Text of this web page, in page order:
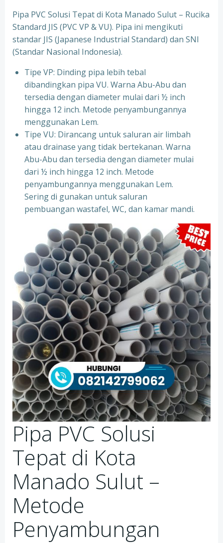
Pipa PVC Solusi Tepat di Kota Manado Sulut – Rucika
Standard JIS (PVC VP & VU). Pipa ini mengikuti
standar JIS (Japanese Industrial Standard) dan SNI
(Standar Nasional Indonesia).
Tipe VP: Dinding pipa lebih tebal
dibandingkan pipa VU. Warna Abu-Abu dan
tersedia dengan diameter mulai dari ½ inch
hingga 12 inch. Metode penyambungannya
menggunakan Lem.
Tipe VU: Dirancang untuk saluran air limbah
atau drainase yang tidak bertekanan. Warna
Abu-Abu dan tersedia dengan diameter mulai
dari ½ inch hingga 12 inch. Metode
penyambungannya menggunakan Lem.
Sering di gunakan untuk saluran
pembuangan wastafel, WC, dan kamar mandi.
Pipa PVC Solusi
Tepat di Kota
Manado Sulut –
Metode
Penyambungan